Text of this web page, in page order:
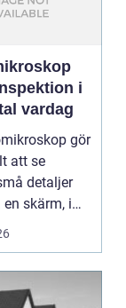
i
vardag
gör
att se
detaljer
skärm, i
genom...